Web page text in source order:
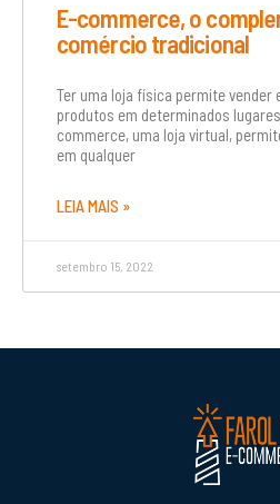
E-commerce, o
comércio tradicional
Ter uma loja física permite vender
produtos em determinados
commerce, uma loja virtual,
em qualquer
LEIA MAIS »
setembro 15, 2022